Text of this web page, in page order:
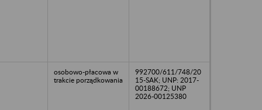
osobowo-płacowa w
trakcie porządkowania
992700/611/748/20
15-SAK; UNP: 2017-
00188672; UNP
2026-00125380